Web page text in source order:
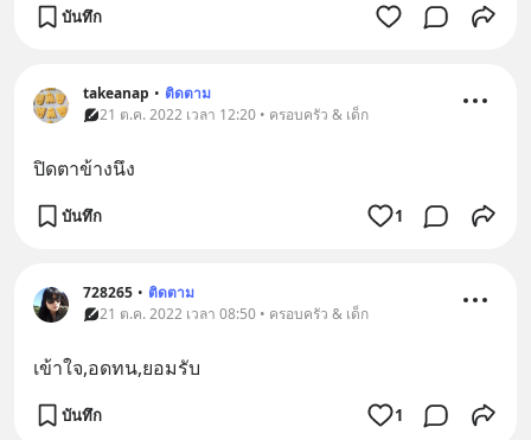
บันทึก
takeanap • ติดตาม
21 ต.ค. 2022 เวลา 12:20 • ครอบครัว & เด็ก
ปิดตาข้างนึง
บันทึก 1
728265 • ติดตาม
21 ต.ค. 2022 เวลา 08:50 • ครอบครัว & เด็ก
เข้าใจ,อดทน,ยอมรับ
บันทึก 1